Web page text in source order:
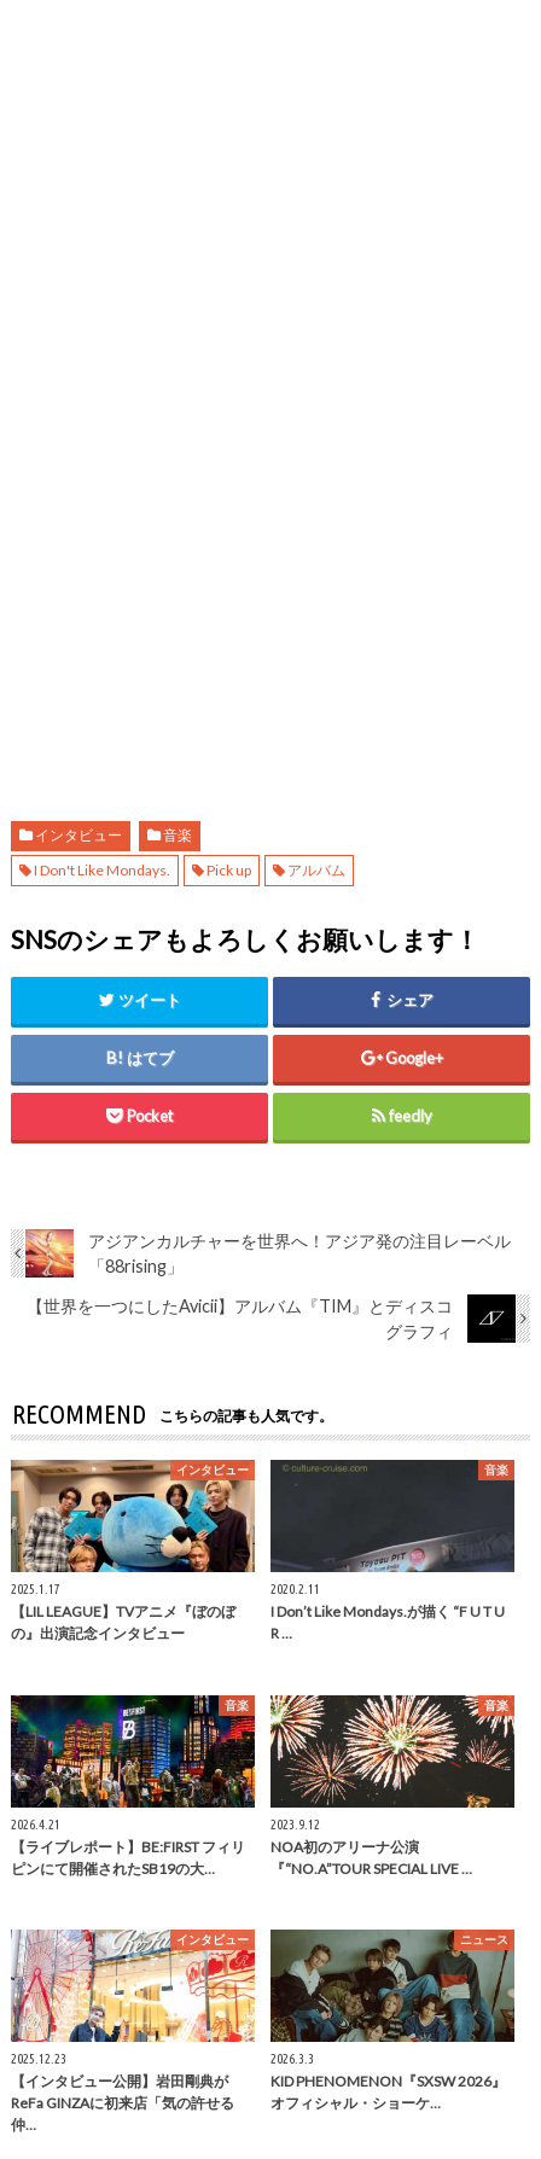
インタビュー
音楽
I Don't Like Mondays.
Pick up アルバム
SNSのシェアもよろしくお願いします！
ツイート シェア
はてブ Google+
Pocket feedly
アジアンカルチャーを世界へ！アジア発の注目レーベル
「88rising」
【世界を一つにしたAvicii】アルバム『TIM』とディスコ
グラフィ
RECOMMEND こちらの記事も人気です。
インタビュー
2025.1.17
【LIL LEAGUE】TVアニメ『ぼのぼ
の』出演記念インタビュー
音楽
2020.2.11
I Don’t Like Mondays.が描く “F U T U
R …
音楽
2026.4.21
【ライブレポート】BE:FIRST フィリ
ピンにて開催されたSB19の大…
音楽
2023.9.12
NOA初のアリーナ公演
『“NO.A”TOUR SPECIAL LIVE …
インタビュー
2025.12.23
【インタビュー公開】岩田剛典が
ReFa GINZAに初来店「気の許せる
仲…
ニュース
2026.3.3
KID PHENOMENON『SXSW 2026』
オフィシャル・ショーケ…